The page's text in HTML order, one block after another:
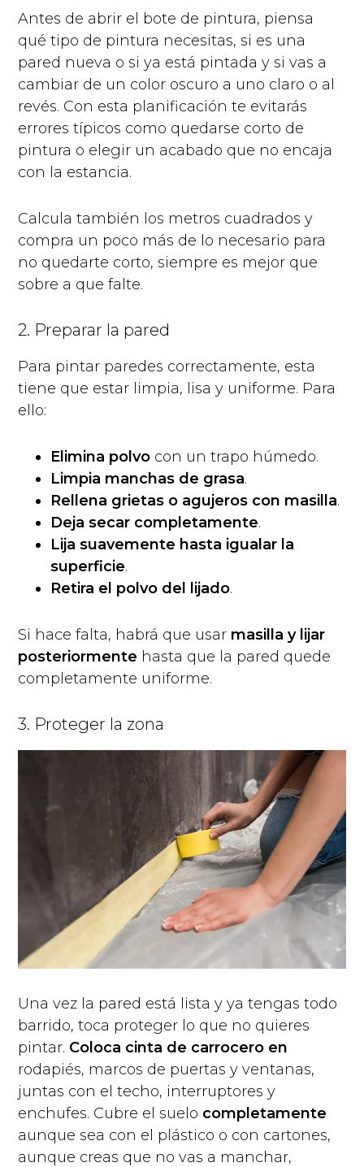
Antes de abrir el bote de pintura, piensa
qué tipo de pintura necesitas, si es una
pared nueva o si ya está pintada y si vas a
cambiar de un color oscuro a uno claro o al
revés. Con esta planificación te evitarás
errores típicos como quedarse corto de
pintura o elegir un acabado que no encaja
con la estancia.
Calcula también los metros cuadrados y
compra un poco más de lo necesario para
no quedarte corto, siempre es mejor que
sobre a que falte.
2. Preparar la pared
Para pintar paredes correctamente, esta
tiene que estar limpia, lisa y uniforme. Para
ello:
Elimina polvo con un trapo húmedo.
Limpia manchas de grasa.
Rellena grietas o agujeros con masilla.
Deja secar completamente.
Lija suavemente hasta igualar la
superficie.
Retira el polvo del lijado.
Si hace falta, habrá que usar masilla y lijar
posteriormente hasta que la pared quede
completamente uniforme.
3. Proteger la zona
Una vez la pared está lista y ya tengas todo
barrido, toca proteger lo que no quieres
pintar. Coloca cinta de carrocero en
rodapiés, marcos de puertas y ventanas,
juntas con el techo, interruptores y
enchufes. Cubre el suelo completamente
aunque sea con el plástico o con cartones,
aunque creas que no vas a manchar,